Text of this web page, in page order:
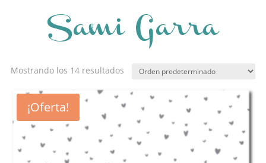
Sami Garra
Mostrando los 14 resultados
¡Oferta!